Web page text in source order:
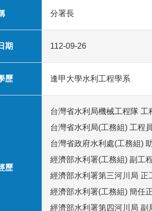
分署長
期 112-09-26
歷 逢甲大學水利工程學系
歷
台灣省水利局機械工程隊 工
台灣省水利局(工務組) 工程員
台灣省政府水利處(工務組)
經濟部水利署(工務組) 副工
經濟部水利署第三河川局 正
經濟部水利署(工務組) 簡任
經濟部水利署第四河川局 副